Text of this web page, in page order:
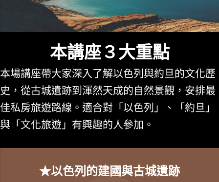
本講座３大重點
本場講座帶大家深入了解以色列與約旦的文化歷
史，從古城遺跡到渾然天成的自然景觀，安排最
佳私房旅遊路線。適合對「以色列」、「約旦」
與「文化旅遊」有興趣的人參加。
★以色列的建國與古城遺跡